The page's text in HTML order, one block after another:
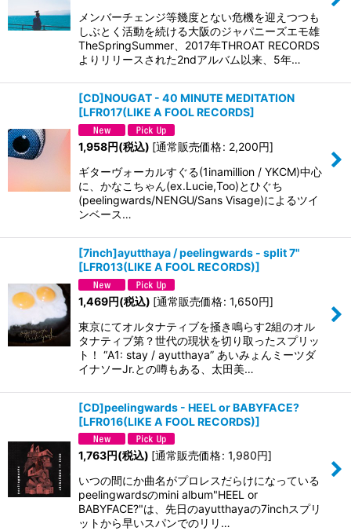
メンバーチェンジ等幾度とない危機を迎えつつも
しぶとく活動を続ける大阪のジャパニーズエモ雄
TheSpringSummer、2017年THROAT RECORDS
よりリリースされた2ndアルバム以来、5年…
[CD]NOUGAT - 40 MINUTE MEDITATION
[LFR017(LIKE A FOOL RECORDS]
1,958円(税込) [通常販売価格: 2,200円]
ギターヴォーカルすぐる(1inamillion / YKCM)中心
に、かなこちゃん(ex.Lucie,Too)とひぐち
(peelingwards/NENGU/Sans Visage)によるツイ
ンベース…
[7inch]ayutthaya / peelingwards - split 7"
[LFR013(LIKE A FOOL RECORDS)]
1,469円(税込) [通常販売価格: 1,650円]
東京にてオルタナティブを掻き鳴らす2組のオル
タナティブ第？世代の現状を切り取ったスプリッ
ト！ “A1: stay / ayutthaya” あいみょんミーツダ
イナソーJr.との噂もある、太田美…
[CD]peelingwards - HEEL or BABYFACE?
[LFR016(LIKE A FOOL RECORDS)]
1,763円(税込) [通常販売価格: 1,980円]
いつの間にか曲名がプロレスだらけになっている
peelingwardsのmini album"HEEL or
BABYFACE?"は、先日のayutthayaの7inchスプリ
ットから早いスパンでのリリ…